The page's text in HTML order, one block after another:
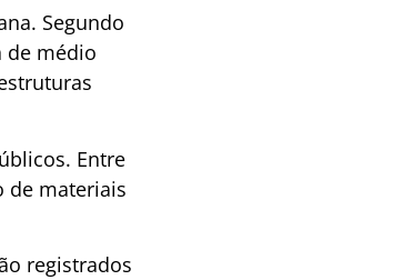
Segundo
de médio
Entre
de materiais
registrados